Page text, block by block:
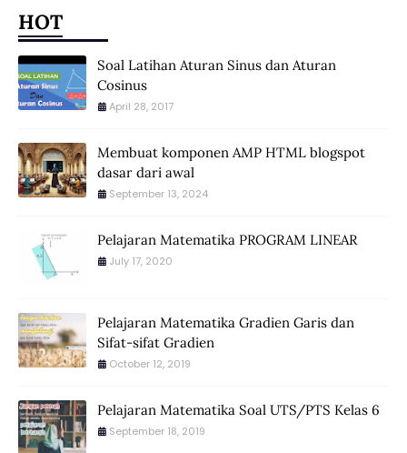
HOT
Soal Latihan Aturan Sinus dan Aturan
Cosinus
April 28, 2017
Membuat komponen AMP HTML blogspot
dasar dari awal
September 13, 2024
Pelajaran Matematika PROGRAM LINEAR
July 17, 2020
Pelajaran Matematika Gradien Garis dan
Sifat-sifat Gradien
October 12, 2019
Pelajaran Matematika Soal UTS/PTS Kelas 6
September 18, 2019